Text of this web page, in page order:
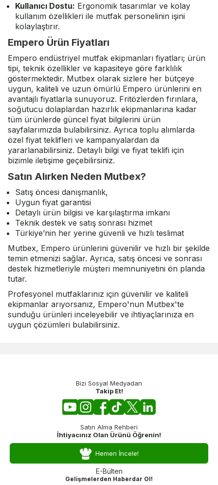
Kullanıcı Dostu: Ergonomik tasarımlar ve kolay
kullanım özellikleri ile mutfak personelinin işini
kolaylaştırır.
Empero Ürün Fiyatları
Empero endüstriyel mutfak ekipmanları fiyatları; ürün
tipi, teknik özellikler ve kapasiteye göre farklılık
göstermektedir. Mutbex olarak sizlere her bütçeye
uygun, kaliteli ve uzun ömürlü Empero ürünlerini en
avantajlı fiyatlarla sunuyoruz. Fritözlerden fırınlara,
soğutucu dolaplardan hazırlık ekipmanlarına kadar
tüm ürünlerde güncel fiyat bilgilerini ürün
sayfalarımızda bulabilirsiniz. Ayrıca toplu alımlarda
özel fiyat teklifleri ve kampanyalardan da
yararlanabilirsiniz. Detaylı bilgi ve fiyat teklifi için
bizimle iletişime geçebilirsiniz.
Satın Alırken Neden Mutbex?
Satış öncesi danışmanlık,
Uygun fiyat garantisi
Detaylı ürün bilgisi ve karşılaştırma imkanı
Teknik destek ve satış sonrası hizmet
Türkiye’nin her yerine güvenli ve hızlı teslimat
Mutbex, Empero ürünlerini güvenilir ve hızlı bir şekilde
temin etmenizi sağlar. Ayrıca, satış öncesi ve sonrası
destek hizmetleriyle müşteri memnuniyetini ön planda
tutar.
Profesyonel mutfaklarınız için güvenilir ve kaliteli
ekipmanlar arıyorsanız, Empero'nun Mutbex'te
sunduğu ürünleri inceleyebilir ve ihtiyaçlarınıza en
uygun çözümleri bulabilirsiniz.
Bizi Sosyal Medyadan
Takip Et!
Satın Alma Rehberi
İhtiyacınız Olan Ürünü Öğrenin!
Hemen İncele!
E-Bülten
Gelişmelerden Haberdar Ol!